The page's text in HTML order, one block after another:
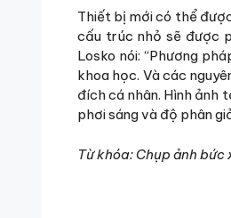
Thiết bị mới có thể
cấu trúc nhỏ sẽ được
Losko nói: “Phương
khoa học. Và các
đích cá nhân. Hình ảnh
phơi sáng và độ phân
Từ khóa: Chụp ảnh